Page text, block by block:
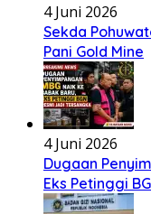
4 Juni 2026
Sekda
Pani Gold Mine
4 Juni 2026
Dugaan
Eks Petinggi